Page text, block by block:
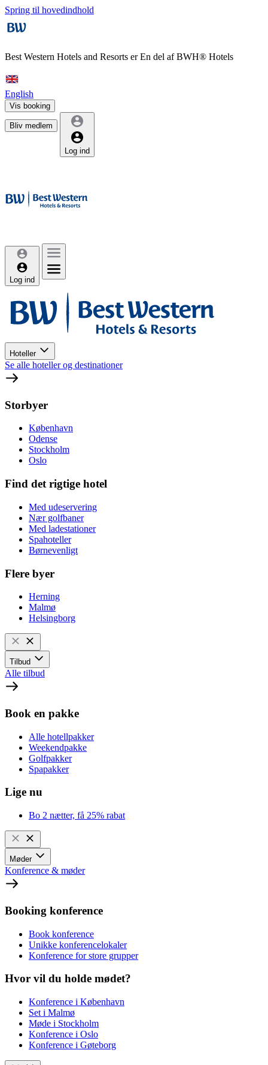
Spring til hovedindhold
Best Western Hotels and Resorts erEn del af BWH® Hotels
English
Vis booking
Bliv medlem
Log ind
Log ind
Hoteller
Se alle hoteller og destinationer
Storbyer
København
Odense
Stockholm
Oslo
Find det rigtige hotel
Med udeservering
Nær golfbaner
Med ladestationer
Spahoteller
Børnevenligt
Flere byer
Herning
Malmø
Helsingborg
Tilbud
Alle tilbud
Book en pakke
Alle hotellpakker
Weekendpakke
Golfpakker
Spapakker
Lige nu
Bo 2 nætter, få 25% rabat
Møder
Konference & møder
Booking konference
Book konference
Unikke konferencelokaler
Konference for store grupper
Hvor vil du holde mødet?
Konference i København
Set i Malmø
Møde i Stockholm
Konference i Oslo
Konference i Gøteborg